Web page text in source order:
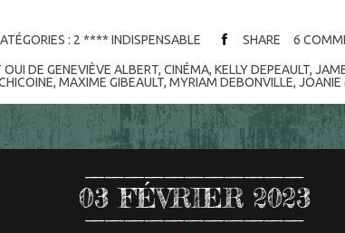
: 2 **** INDISPENSABLE SHARE 6
DE GENEVIÈVE ALBERT, CINÉMA, KELLY DEPEAULT,
, MAXIME GIBEAULT, MYRIAM DEBONVILLE, JOANIE
03 FÉVRIER 2023